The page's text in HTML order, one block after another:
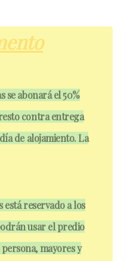
se abonará el 50%
contra entrega
de alojamiento. La
está reservado a los
usar el predio
mayores y